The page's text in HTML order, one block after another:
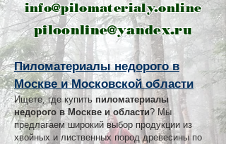
info@pilomaterialy.online
piloonline@yandex.ru
Пиломатериалы недорого в
Москве и Московской области
Ищете, где купить пиломатериалы
недорого в Москве и области? Мы
предлагаем широкий выбор продукции из
хвойных и лиственных пород древесины по